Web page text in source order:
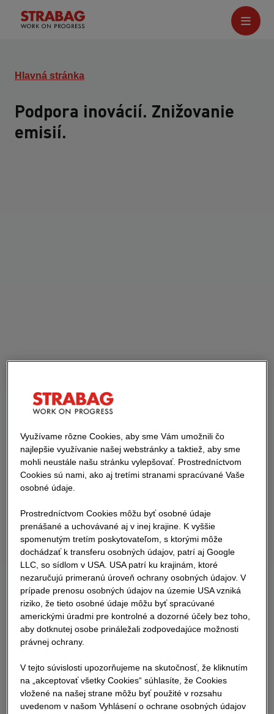
Hlavná stránka
Podpora inovácií. Znižovanie
emisií.
Využívame rôzne Cookies, aby sme Vám umožnili čo
najlepšie využívanie našej webstránky a taktiež, aby sme
mohli neustále našu stránku vylepšovať. Prostredníctvom
Cookies sú nami, ako aj tretími stranami spracúvané Vaše
osobné údaje.
Prostredníctvom Cookies môžu byť osobné údaje
prenášané a uchovávané aj v inej krajine. K vyššie
spomenutým tretím poskytovateľom, s ktorými môže
dochádzať k transferu osobných údajov, patrí aj Google
LLC, so sídlom v USA. USA patrí ku krajinám, ktoré
nezaručujú primeranú úroveň ochrany osobných údajov. V
prípade prenosu osobných údajov na územie USA vzniká
riziko, že tieto osobné údaje môžu byť spracúvané
americkými úradmi pre kontrolné a dozorné účely bez toho,
aby dotknutej osobe prináležali zodpovedajúce možnosti
právnej ochrany.
V tejto súvislosti upozorňujeme na skutočnosť, že kliknutím
na „akceptovať všetky Cookies“ súhlasíte, že Cookies
vložené na našej strane môžu byť použité v rozsahu
uvedenom v našom Vyhlásení o ochrane osobných údajov